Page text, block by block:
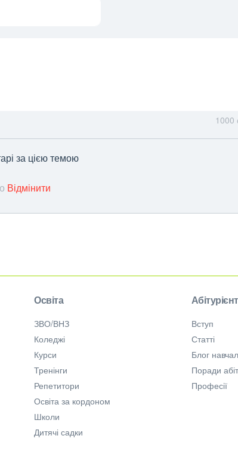
1000
за цією темою
Відмінити
Освіта
ЗВО/ВНЗ
Коледжі
Курси
Тренінги
Репетитори
Освіта за кордоном
Школи
Дитячі садки
Вступ
Статті
Блог
Поради
Професії